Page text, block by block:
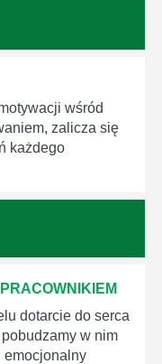
wśród
zalicza się
każdego
dotarcie do serca
w nim
emocjonalny